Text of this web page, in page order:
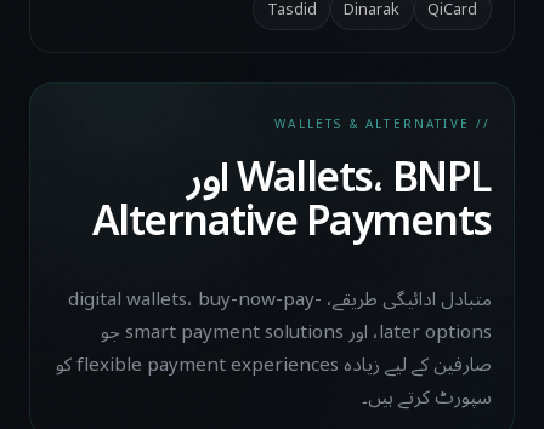
QiCard
Dinarak
Tasdid
// WALLETS & ALTERNATIVE
Wallets، BNPL اور
Alternative Payments
متبادل ادائیگی طریقے، digital wallets، buy-now-pay-
later options، اور smart payment solutions جو
صارفین کے لیے زیادہ flexible payment experiences کو
سپورٹ کرتے ہیں۔